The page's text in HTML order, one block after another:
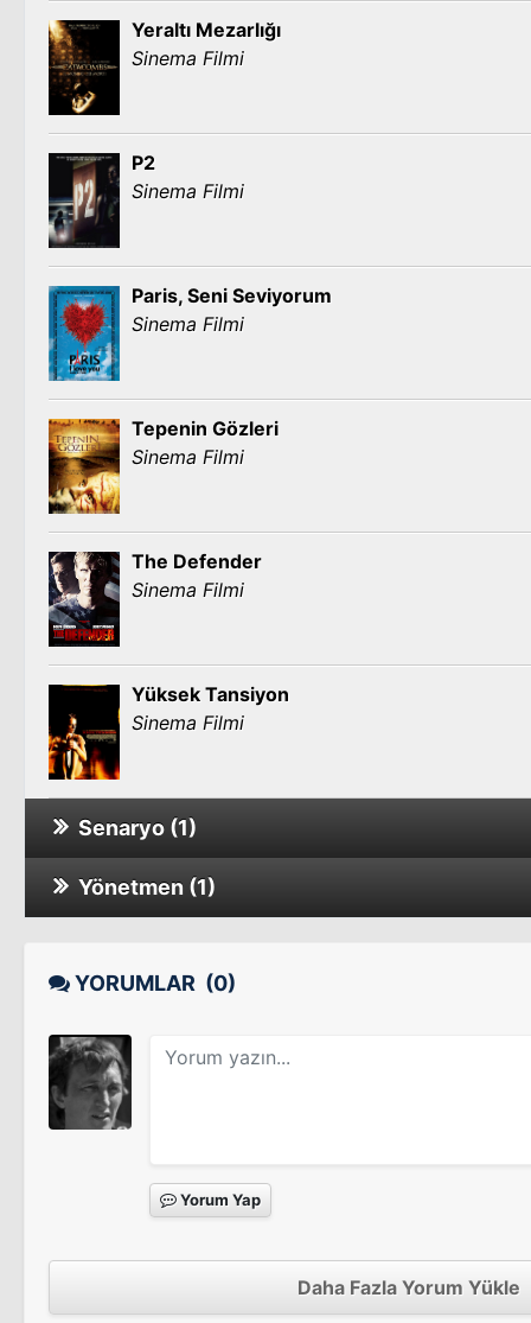
Yeraltı Mezarlığı
Sinema Filmi
P2
Sinema Filmi
Paris, Seni Seviyorum
Sinema Filmi
Tepenin Gözleri
Sinema Filmi
The Defender
Sinema Filmi
Yüksek Tansiyon
Sinema Filmi
Senaryo (1)
Holy Money
Yönetmen (1)
YORUMLAR (0)
Yorum Yap
Daha Fazla Yorum Yükle